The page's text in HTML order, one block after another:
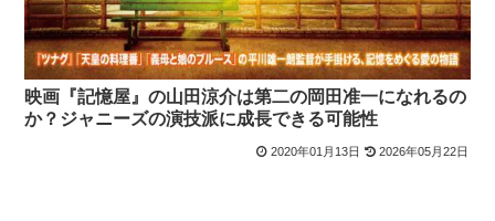
映画『記憶屋』の山田涼介は第二の岡田准一になれるの
か？ジャニーズの演技派に成長できる可能性
2020年01月13日 2026年05月22日